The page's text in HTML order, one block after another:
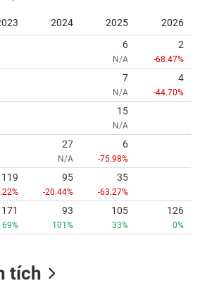
2024 2025
2026
6
N/A
2
-68.47%
7
N/A
4
-44.70%
15
N/A
27
N/A
6
-75.98%
119 95
-20.44%
35
-63.27%
171
69%
93
101%
105
33%
126
0%
tích